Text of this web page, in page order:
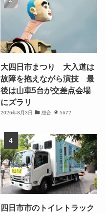
大四日市まつり 大入道は
故障を抱えながら演技 最
後は山車5台が交差点会場
にズラリ
2026年8月3日 総合 5672
四日市市のトイレトラック